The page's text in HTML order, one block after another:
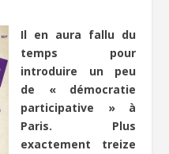
Il en aura fallu du
temps pour
introduire un peu
de « démocratie
participative » à
Paris. Plus
exactement treize